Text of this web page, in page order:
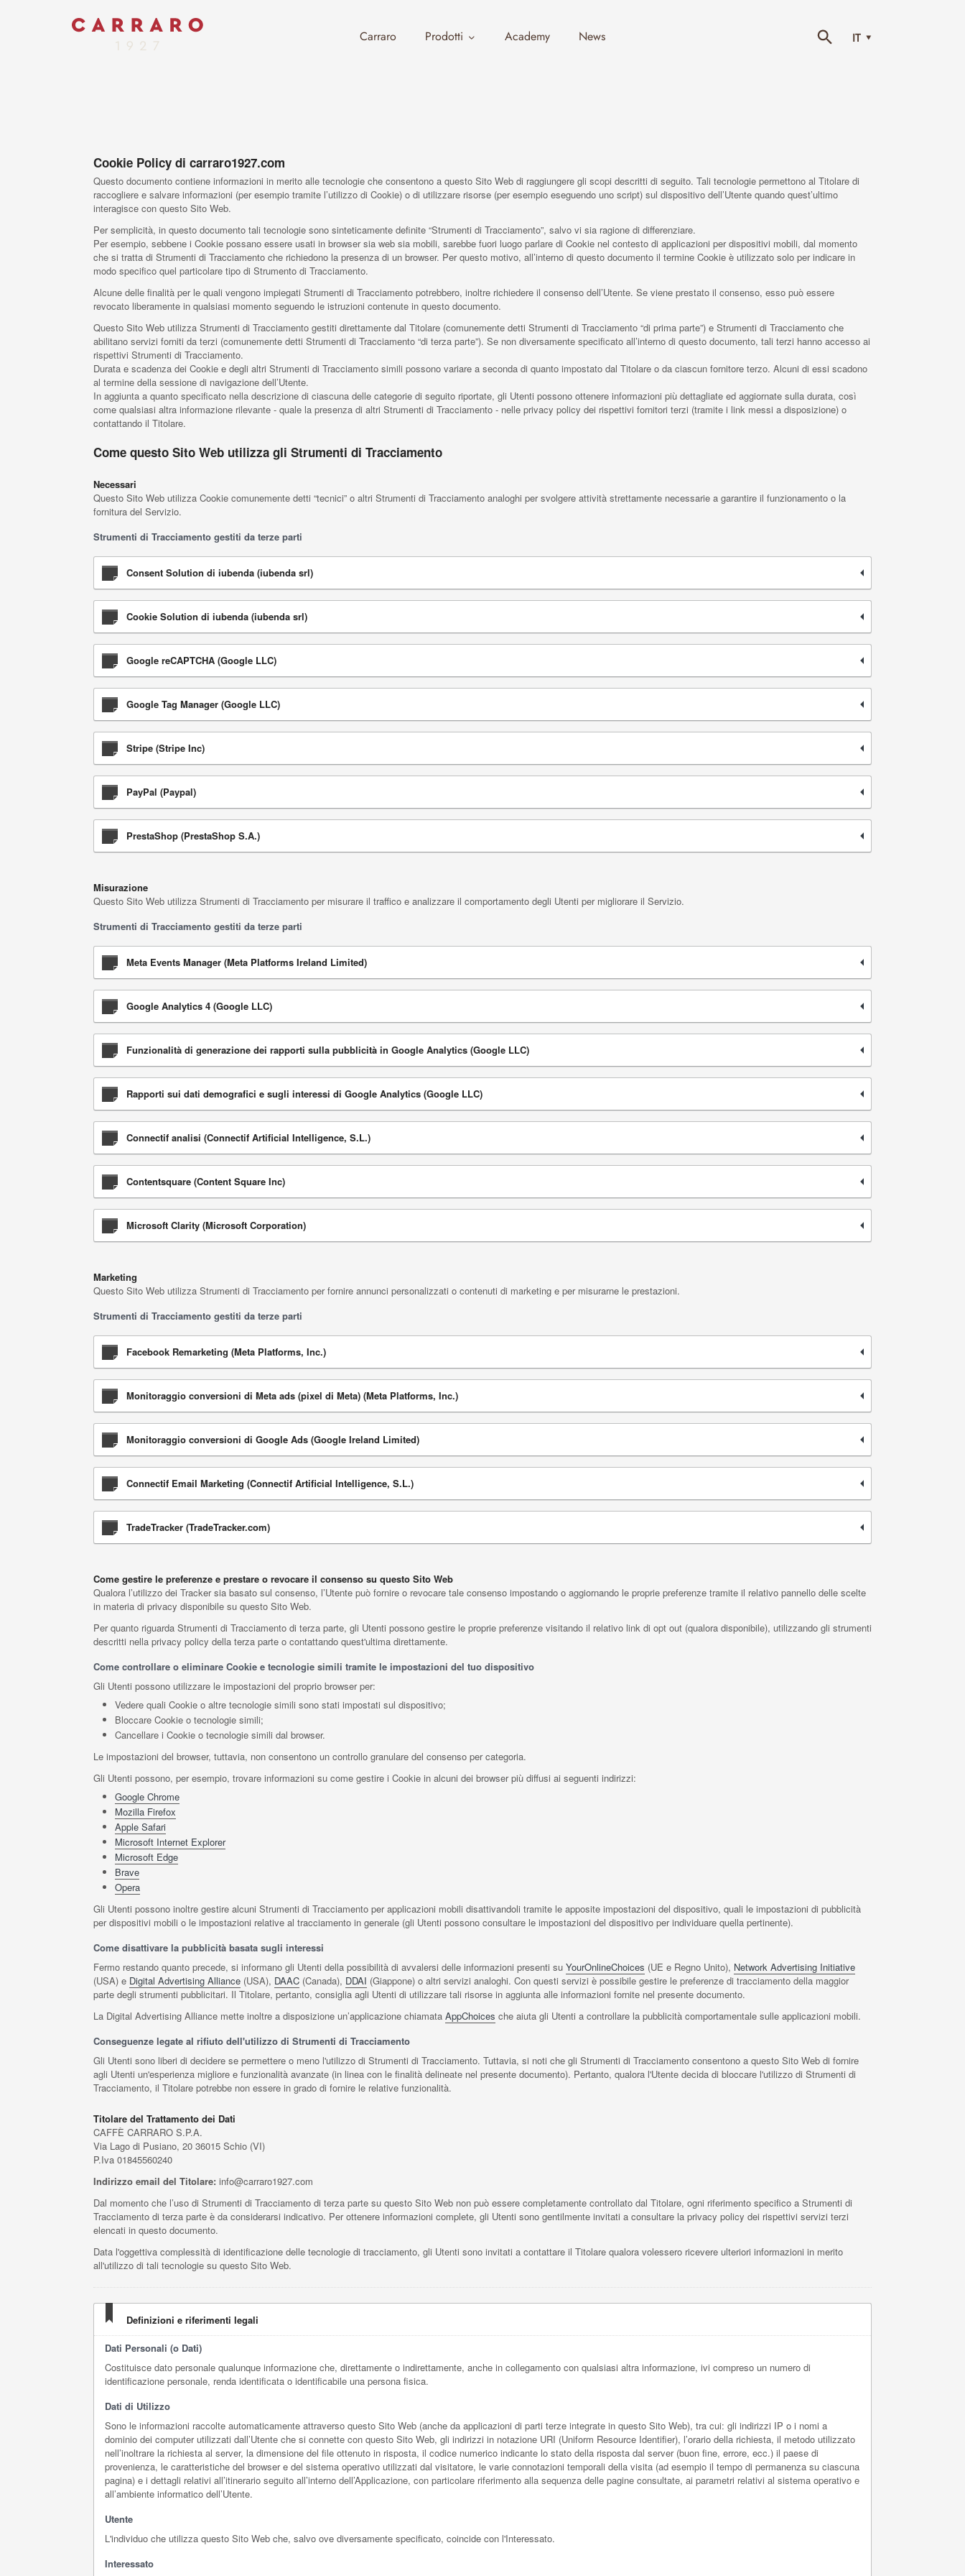
Carraro Prodotti Academy News IT
Cookie Policy di carraro1927.com
Questo documento contiene informazioni in merito alle tecnologie che consentono a questo Sito Web di raggiungere gli scopi descritti di seguito. Tali tecnologie permettono al Titolare di
raccogliere e salvare informazioni (per esempio tramite l’utilizzo di Cookie) o di utilizzare risorse (per esempio eseguendo uno script) sul dispositivo dell’Utente quando quest’ultimo
interagisce con questo Sito Web.
Per semplicità, in questo documento tali tecnologie sono sinteticamente definite “Strumenti di Tracciamento”, salvo vi sia ragione di differenziare.
Per esempio, sebbene i Cookie possano essere usati in browser sia web sia mobili, sarebbe fuori luogo parlare di Cookie nel contesto di applicazioni per dispositivi mobili, dal momento
che si tratta di Strumenti di Tracciamento che richiedono la presenza di un browser. Per questo motivo, all’interno di questo documento il termine Cookie è utilizzato solo per indicare in
modo specifico quel particolare tipo di Strumento di Tracciamento.
Alcune delle finalità per le quali vengono impiegati Strumenti di Tracciamento potrebbero, inoltre richiedere il consenso dell’Utente. Se viene prestato il consenso, esso può essere
revocato liberamente in qualsiasi momento seguendo le istruzioni contenute in questo documento.
Questo Sito Web utilizza Strumenti di Tracciamento gestiti direttamente dal Titolare (comunemente detti Strumenti di Tracciamento “di prima parte”) e Strumenti di Tracciamento che
abilitano servizi forniti da terzi (comunemente detti Strumenti di Tracciamento “di terza parte”). Se non diversamente specificato all’interno di questo documento, tali terzi hanno accesso ai
rispettivi Strumenti di Tracciamento.
Durata e scadenza dei Cookie e degli altri Strumenti di Tracciamento simili possono variare a seconda di quanto impostato dal Titolare o da ciascun fornitore terzo. Alcuni di essi scadono
al termine della sessione di navigazione dell’Utente.
In aggiunta a quanto specificato nella descrizione di ciascuna delle categorie di seguito riportate, gli Utenti possono ottenere informazioni più dettagliate ed aggiornate sulla durata, così
come qualsiasi altra informazione rilevante - quale la presenza di altri Strumenti di Tracciamento - nelle privacy policy dei rispettivi fornitori terzi (tramite i link messi a disposizione) o
contattando il Titolare.
Come questo Sito Web utilizza gli Strumenti di Tracciamento
Necessari
Questo Sito Web utilizza Cookie comunemente detti “tecnici” o altri Strumenti di Tracciamento analoghi per svolgere attività strettamente necessarie a garantire il funzionamento o la
fornitura del Servizio.
Strumenti di Tracciamento gestiti da terze parti
Consent Solution di iubenda (iubenda srl)
Cookie Solution di iubenda (iubenda srl)
Google reCAPTCHA (Google LLC)
Google Tag Manager (Google LLC)
Stripe (Stripe Inc)
PayPal (Paypal)
PrestaShop (PrestaShop S.A.)
Misurazione
Questo Sito Web utilizza Strumenti di Tracciamento per misurare il traffico e analizzare il comportamento degli Utenti per migliorare il Servizio.
Strumenti di Tracciamento gestiti da terze parti
Meta Events Manager (Meta Platforms Ireland Limited)
Google Analytics 4 (Google LLC)
Funzionalità di generazione dei rapporti sulla pubblicità in Google Analytics (Google LLC)
Rapporti sui dati demografici e sugli interessi di Google Analytics (Google LLC)
Connectif analisi (Connectif Artificial Intelligence, S.L.)
Contentsquare (Content Square Inc)
Microsoft Clarity (Microsoft Corporation)
Marketing
Questo Sito Web utilizza Strumenti di Tracciamento per fornire annunci personalizzati o contenuti di marketing e per misurarne le prestazioni.
Strumenti di Tracciamento gestiti da terze parti
Facebook Remarketing (Meta Platforms, Inc.)
Monitoraggio conversioni di Meta ads (pixel di Meta) (Meta Platforms, Inc.)
Monitoraggio conversioni di Google Ads (Google Ireland Limited)
Connectif Email Marketing (Connectif Artificial Intelligence, S.L.)
TradeTracker (TradeTracker.com)
Come gestire le preferenze e prestare o revocare il consenso su questo Sito Web
Qualora l’utilizzo dei Tracker sia basato sul consenso, l’Utente può fornire o revocare tale consenso impostando o aggiornando le proprie preferenze tramite il relativo pannello delle scelte
in materia di privacy disponibile su questo Sito Web.
Per quanto riguarda Strumenti di Tracciamento di terza parte, gli Utenti possono gestire le proprie preferenze visitando il relativo link di opt out (qualora disponibile), utilizzando gli strumenti
descritti nella privacy policy della terza parte o contattando quest'ultima direttamente.
Come controllare o eliminare Cookie e tecnologie simili tramite le impostazioni del tuo dispositivo
Gli Utenti possono utilizzare le impostazioni del proprio browser per:
Vedere quali Cookie o altre tecnologie simili sono stati impostati sul dispositivo;
Bloccare Cookie o tecnologie simili;
Cancellare i Cookie o tecnologie simili dal browser.
Le impostazioni del browser, tuttavia, non consentono un controllo granulare del consenso per categoria.
Gli Utenti possono, per esempio, trovare informazioni su come gestire i Cookie in alcuni dei browser più diffusi ai seguenti indirizzi:
Google Chrome
Mozilla Firefox
Apple Safari
Microsoft Internet Explorer
Microsoft Edge
Brave
Opera
Gli Utenti possono inoltre gestire alcuni Strumenti di Tracciamento per applicazioni mobili disattivandoli tramite le apposite impostazioni del dispositivo, quali le impostazioni di pubblicità
per dispositivi mobili o le impostazioni relative al tracciamento in generale (gli Utenti possono consultare le impostazioni del dispositivo per individuare quella pertinente).
Come disattivare la pubblicità basata sugli interessi
Fermo restando quanto precede, si informano gli Utenti della possibilità di avvalersi delle informazioni presenti su YourOnlineChoices (UE e Regno Unito), Network Advertising Initiative
(USA) e Digital Advertising Alliance (USA), DAAC (Canada), DDAI (Giappone) o altri servizi analoghi. Con questi servizi è possibile gestire le preferenze di tracciamento della maggior
parte degli strumenti pubblicitari. Il Titolare, pertanto, consiglia agli Utenti di utilizzare tali risorse in aggiunta alle informazioni fornite nel presente documento.
La Digital Advertising Alliance mette inoltre a disposizione un’applicazione chiamata AppChoices che aiuta gli Utenti a controllare la pubblicità comportamentale sulle applicazioni mobili.
Conseguenze legate al rifiuto dell'utilizzo di Strumenti di Tracciamento
Gli Utenti sono liberi di decidere se permettere o meno l'utilizzo di Strumenti di Tracciamento. Tuttavia, si noti che gli Strumenti di Tracciamento consentono a questo Sito Web di fornire
agli Utenti un'esperienza migliore e funzionalità avanzate (in linea con le finalità delineate nel presente documento). Pertanto, qualora l'Utente decida di bloccare l'utilizzo di Strumenti di
Tracciamento, il Titolare potrebbe non essere in grado di fornire le relative funzionalità.
Titolare del Trattamento dei Dati
CAFFÈ CARRARO S.P.A.
Via Lago di Pusiano, 20 36015 Schio (VI)
P.Iva 01845560240
Indirizzo email del Titolare: info@carraro1927.com
Dal momento che l’uso di Strumenti di Tracciamento di terza parte su questo Sito Web non può essere completamente controllato dal Titolare, ogni riferimento specifico a Strumenti di
Tracciamento di terza parte è da considerarsi indicativo. Per ottenere informazioni complete, gli Utenti sono gentilmente invitati a consultare la privacy policy dei rispettivi servizi terzi
elencati in questo documento.
Data l'oggettiva complessità di identificazione delle tecnologie di tracciamento, gli Utenti sono invitati a contattare il Titolare qualora volessero ricevere ulteriori informazioni in merito
all'utilizzo di tali tecnologie su questo Sito Web.
Definizioni e riferimenti legali
Dati Personali (o Dati)
Costituisce dato personale qualunque informazione che, direttamente o indirettamente, anche in collegamento con qualsiasi altra informazione, ivi compreso un numero di
identificazione personale, renda identificata o identificabile una persona fisica.
Dati di Utilizzo
Sono le informazioni raccolte automaticamente attraverso questo Sito Web (anche da applicazioni di parti terze integrate in questo Sito Web), tra cui: gli indirizzi IP o i nomi a
dominio dei computer utilizzati dall’Utente che si connette con questo Sito Web, gli indirizzi in notazione URI (Uniform Resource Identifier), l’orario della richiesta, il metodo utilizzato
nell’inoltrare la richiesta al server, la dimensione del file ottenuto in risposta, il codice numerico indicante lo stato della risposta dal server (buon fine, errore, ecc.) il paese di
provenienza, le caratteristiche del browser e del sistema operativo utilizzati dal visitatore, le varie connotazioni temporali della visita (ad esempio il tempo di permanenza su ciascuna
pagina) e i dettagli relativi all’itinerario seguito all’interno dell’Applicazione, con particolare riferimento alla sequenza delle pagine consultate, ai parametri relativi al sistema operativo e
all’ambiente informatico dell’Utente.
Utente
L'individuo che utilizza questo Sito Web che, salvo ove diversamente specificato, coincide con l'Interessato.
Interessato